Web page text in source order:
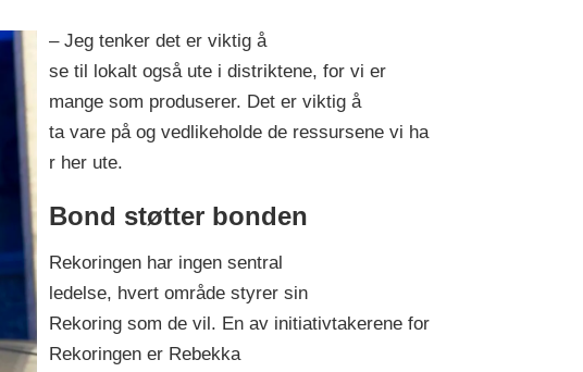
– Jeg tenker det er viktig å
se til lokalt også ute i distriktene, for vi er
mange som produserer. Det er viktig å
ta vare på og vedlikeholde de ressursene vi ha
r her ute.
Bond støtter bonden
Rekoringen har ingen sentral
ledelse, hvert område styrer sin
Rekoring som de vil. En av initiativtakerene for
Rekoringen er Rebekka